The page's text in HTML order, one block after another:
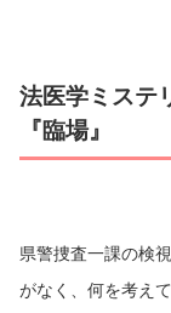
法医学ミステ
『臨場』
県警捜査一課の検
がなく、何を考え